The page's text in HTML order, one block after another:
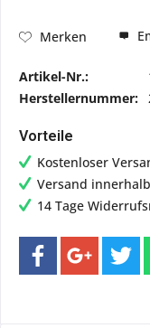
Merken
Artikel-Nr.:
Herstellernummer:
Vorteile
Kostenloser
Versand
14 Tage